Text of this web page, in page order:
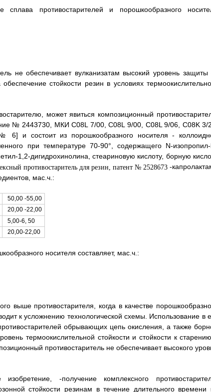
противостарителей и порошкообразного
не обеспечивает вулканизатам высокий уровень защиты
стойкости резин в условиях
может явиться композиционный
№ 2443730, МКИ C08L 7/00, C08L 9/00, C08L 9/06, C08K 3/
и состоит из порошкообразного носителя -
при температуре 70-90°, содержащего N-
1,2-дигидрохинолина, стеариновую кислоту, борную
-
мас.ч.:
50,00 -55,00
20,00 -22,00
5,00-6, 50
20,00-22,00
носителя составляет, мас.ч.:
выше противостарителя, когда в качестве
к усложнению технологической схемы. Использование в
обрывающих цепь окисления, а также
термоокислительной стойкости и стойкости к
противостаритель не обеспечивает высокого
-получение комплексного
стойкости резинам в течение длительного времени